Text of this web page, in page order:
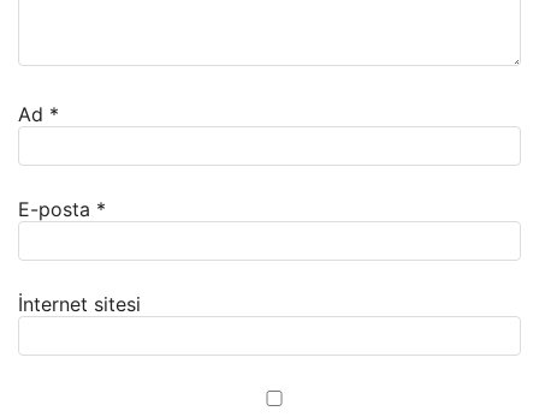
Ad *
E-posta *
İnternet sitesi